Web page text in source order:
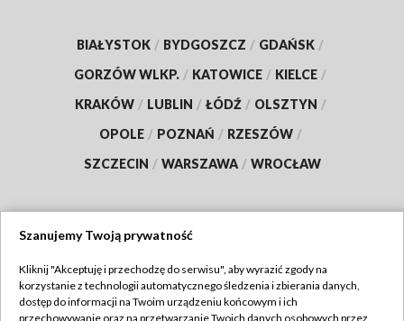
BIAŁYSTOK / BYDGOSZCZ / GDAŃSK /
GORZÓW WLKP. / KATOWICE / KIELCE /
KRAKÓW / LUBLIN / ŁÓDŹ / OLSZTYN /
OPOLE / POZNAŃ / RZESZÓW /
SZCZECIN / WARSZAWA / WROCŁAW
TVP
Szanujemy Twoją prywatność
Kliknij "Akceptuję i przechodzę do serwisu", aby wyrazić zgody na
korzystanie z technologii automatycznego śledzenia i zbierania danych,
dostęp do informacji na Twoim urządzeniu końcowym i ich
przechowywanie oraz na przetwarzanie Twoich danych osobowych przez